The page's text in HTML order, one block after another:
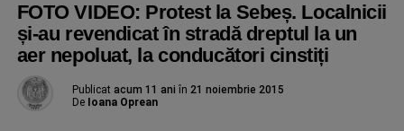
FOTO VIDEO: Protest la Sebeș. Localnicii
și-au revendicat în stradă dreptul la un
aer nepoluat, la conducători cinstiți
Publicat acum 11 ani în 21 noiembrie 2015
De Ioana Oprean